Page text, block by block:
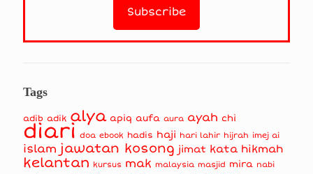
Tags
adib adik alya apiq aufa aura ayah chi
diari doa ebook hadis haji hari lahir hijrah imej ai
islam jawatan kosong jimat kata hikmah
kelantan kursus mak malaysia masjid mira nabi